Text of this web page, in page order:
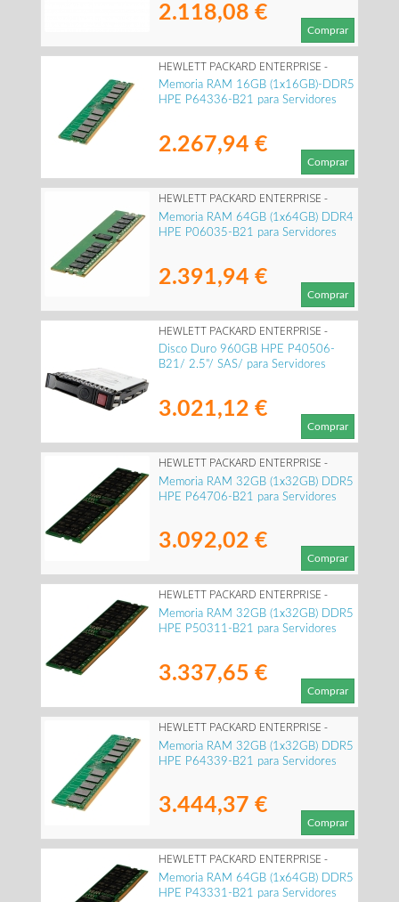
2.118,08 €
Comprar
HEWLETT PACKARD ENTERPRISE -
P64336-B21
Memoria RAM 16GB (1x16GB)-DDR5
HPE P64336-B21 para Servidores
2.267,94 €
Comprar
HEWLETT PACKARD ENTERPRISE -
P06035-B21
Memoria RAM 64GB (1x64GB) DDR4
HPE P06035-B21 para Servidores
2.391,94 €
Comprar
HEWLETT PACKARD ENTERPRISE -
P40506-B21
Disco Duro 960GB HPE P40506-
B21/ 2.5"/ SAS/ para Servidores
3.021,12 €
Comprar
HEWLETT PACKARD ENTERPRISE -
P64706-B21
Memoria RAM 32GB (1x32GB) DDR5
HPE P64706-B21 para Servidores
3.092,02 €
Comprar
HEWLETT PACKARD ENTERPRISE -
P50311-B21
Memoria RAM 32GB (1x32GB) DDR5
HPE P50311-B21 para Servidores
3.337,65 €
Comprar
HEWLETT PACKARD ENTERPRISE -
P64339-B21
Memoria RAM 32GB (1x32GB) DDR5
HPE P64339-B21 para Servidores
3.444,37 €
Comprar
HEWLETT PACKARD ENTERPRISE -
P43331-B21
Memoria RAM 64GB (1x64GB) DDR5
HPE P43331-B21 para Servidores